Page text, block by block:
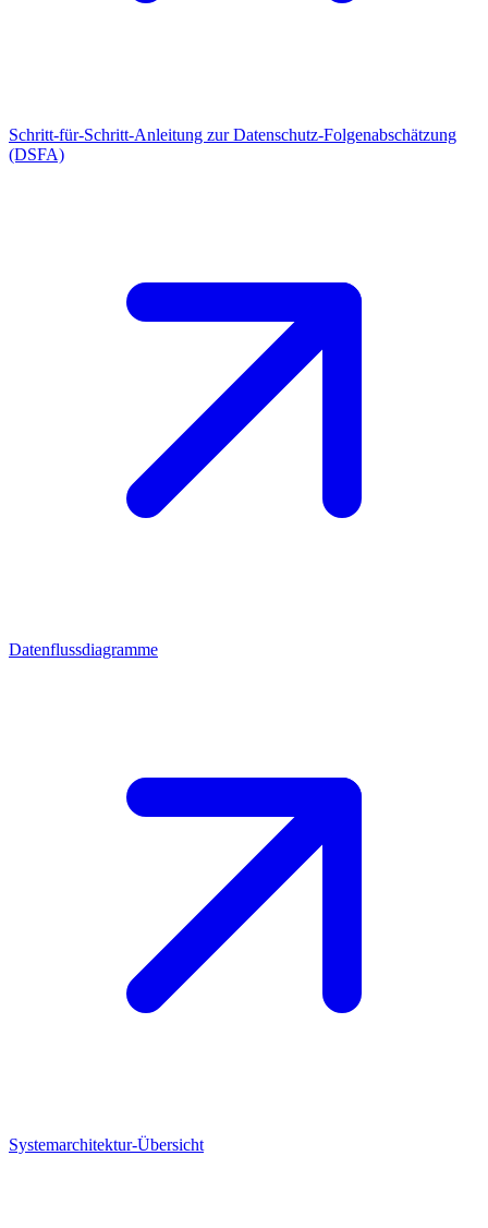
Schritt-für-Schritt-Anleitung zur Datenschutz-Folgenabschätzung
(DSFA)
Datenflussdiagramme
Systemarchitektur-Übersicht